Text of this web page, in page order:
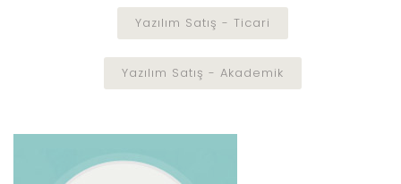
Yazılım Satış - Ticari
Yazılım Satış - Akademik